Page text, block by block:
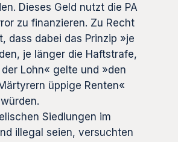
Dieses Geld nutzt die PA
zu finanzieren. Zu Recht
dass dabei das Prinzip »je
je länger die Haftstrafe,
Lohn« gelte und »den
üppige Renten«
Siedlungen im
illegal seien, versuchten